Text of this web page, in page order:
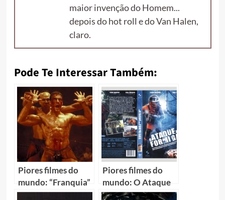
maior invenção do Homem...
depois do hot roll e do Van Halen,
claro.
Pode Te Interessar Também:
Piores filmes do
mundo: “Franquia”
Kickboxer
Piores filmes do
mundo: O Ataque
das Formigas (The